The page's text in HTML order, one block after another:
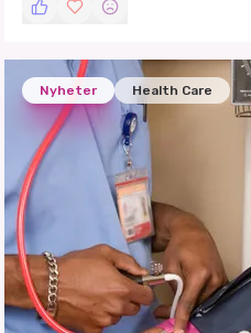
Nyheter Health Care